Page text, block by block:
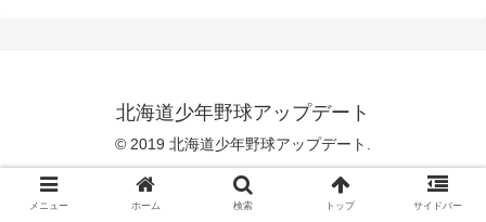
北海道少年野球アップデート
© 2019 北海道少年野球アップデート.
メニュー ホーム 検索 トップ サイドバー